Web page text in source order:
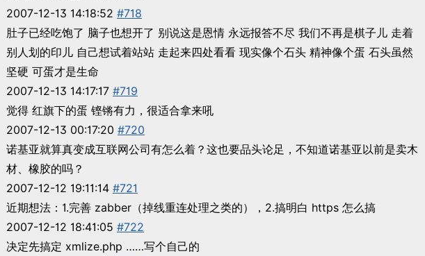
2007-12-13 14:18:52 #718
肚子已经吃饱了 脑子也想开了 别说这是恩情 永远报答不尽 我们不再是棋子儿 走着
别人划的印儿 自己想试着站站 走起来四处看看 现实像个石头 精神像个蛋 石头虽然
坚硬 可蛋才是生命
2007-12-13 14:17:17 #719
觉得 红旗下的蛋 铿锵有力，很适合拿来吼
2007-12-13 00:17:20 #720
诺基亚就算真变成互联网公司有怎么着？这也要品头论足，不知道诺基亚以前是卖木
材、橡胶的吗？
2007-12-12 19:11:14 #721
近期想法：1.完善 zabber（掉线重连处理之类的），2.搞明白 https 怎么搞
2007-12-12 18:41:05 #722
决定先搞定 xmlize.php ……写个自己的